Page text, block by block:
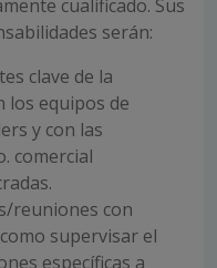
cualificado. Sus
serán:
clave de la
los equipos de
y con las
comercial
reuniones con
supervisar el
específicas a